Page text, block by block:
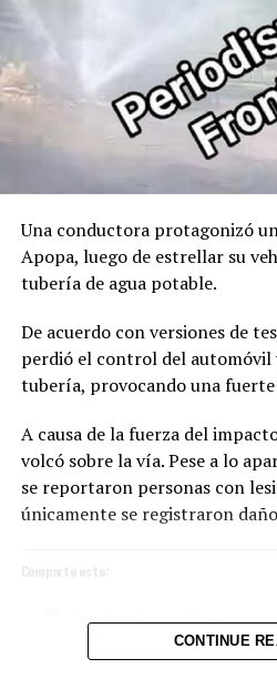
Comparte esto:
X
Una conductora protagonizó
Apopa, luego de estrellar su
tubería de agua potable.
De acuerdo con versiones de
perdió el control del
tubería, provocando una fuerte
A causa de la fuerza del
volcó sobre la vía. Pese a lo
se reportaron personas con
únicamente se registraron
Comparte esto:
CONTINUE